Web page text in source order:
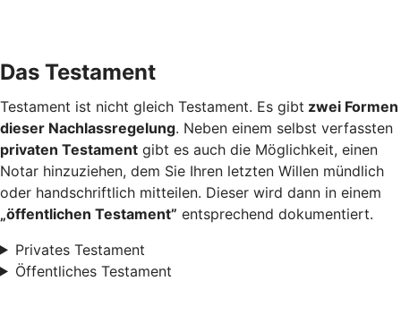
Das Testament
Testament ist nicht gleich Testament. Es gibt zwei Formen
dieser Nachlassregelung. Neben einem selbst verfassten
privaten Testament gibt es auch die Möglichkeit, einen
Notar hinzuziehen, dem Sie Ihren letzten Willen mündlich
oder handschriftlich mitteilen. Dieser wird dann in einem
„öffentlichen Testament” entsprechend dokumentiert.
Privates Testament
Öffentliches Testament